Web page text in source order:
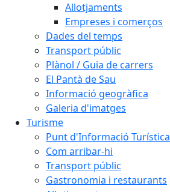
Allotjaments
Empreses i comerços
Dades del temps
Transport públic
Plànol / Guia de carrers
El Pantà de Sau
Informació geogràfica
Galeria d'imatges
Turisme
Punt d'Informació Turística
Com arribar-hi
Transport públic
Gastronomia i restaurants